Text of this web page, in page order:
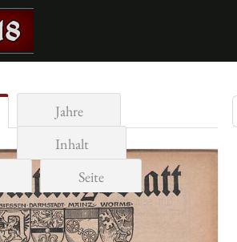
Jahre
Inhalt
Seite